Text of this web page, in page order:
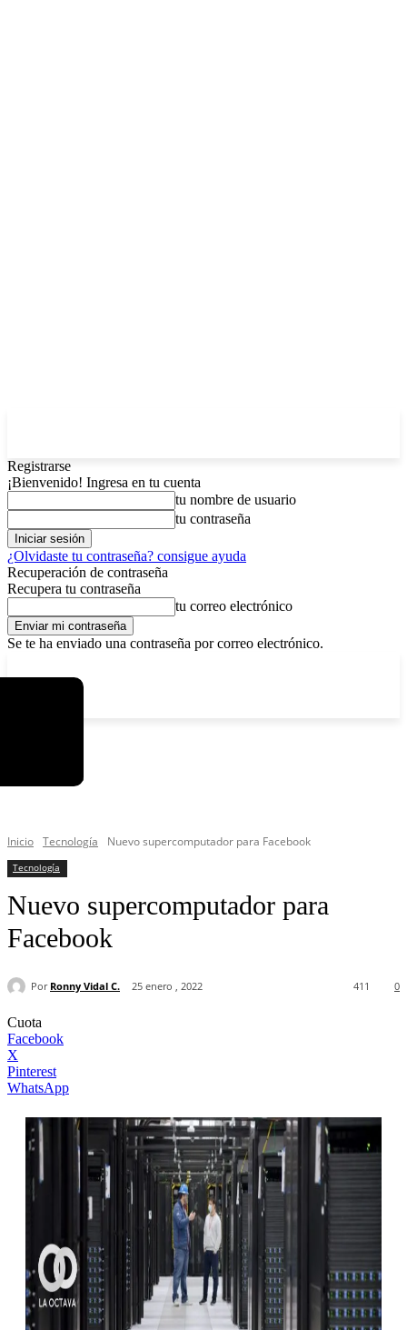
Registrarse
¡Bienvenido! Ingresa en tu cuenta
tu nombre de usuario
tu contraseña
¿Olvidaste tu contraseña? consigue ayuda
Recuperación de contraseña
Recupera tu contraseña
tu correo electrónico
Se te ha enviado una contraseña por correo electrónico.
Inicio Tecnología Nuevo supercomputador para Facebook
Tecnología
Nuevo supercomputador para
Facebook
Por Ronny Vidal C. 25 enero , 2022 0
411
Cuota
Facebook
X
Pinterest
WhatsApp